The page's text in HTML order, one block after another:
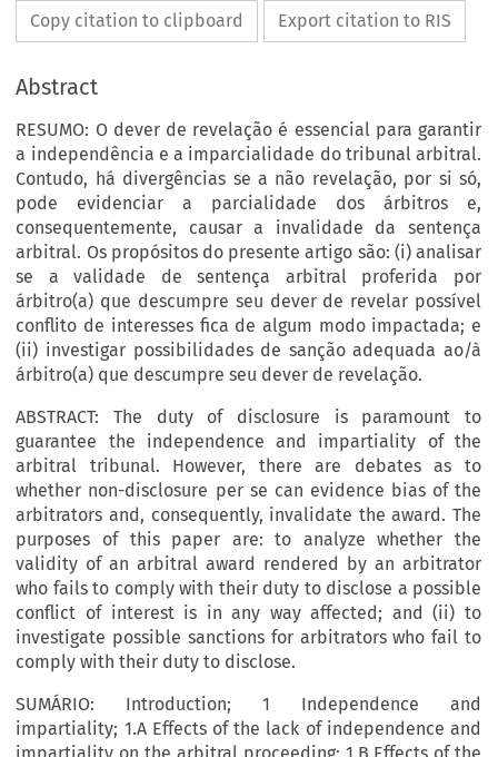
Copy citation to clipboard Export citation to RIS
Abstract
RESUMO: O dever de revelação é essencial para garantir
a independência e a imparcialidade do tribunal arbitral.
Contudo, há divergências se a não revelação, por si só,
pode evidenciar a parcialidade dos árbitros e,
consequentemente, causar a invalidade da sentença
arbitral. Os propósitos do presente artigo são: (i) analisar
se a validade de sentença arbitral proferida por
árbitro(a) que descumpre seu dever de revelar possível
conflito de interesses fica de algum modo impactada; e
(ii) investigar possibilidades de sanção adequada ao/à
árbitro(a) que descumpre seu dever de revelação.
ABSTRACT: The duty of disclosure is paramount to
guarantee the independence and impartiality of the
arbitral tribunal. However, there are debates as to
whether non-disclosure per se can evidence bias of the
arbitrators and, consequently, invalidate the award. The
purposes of this paper are: to analyze whether the
validity of an arbitral award rendered by an arbitrator
who fails to comply with their duty to disclose a possible
conflict of interest is in any way affected; and (ii) to
investigate possible sanctions for arbitrators who fail to
comply with their duty to disclose.
SUMÁRIO: Introduction; 1 Independence and
impartiality; 1.A Effects of the lack of independence and